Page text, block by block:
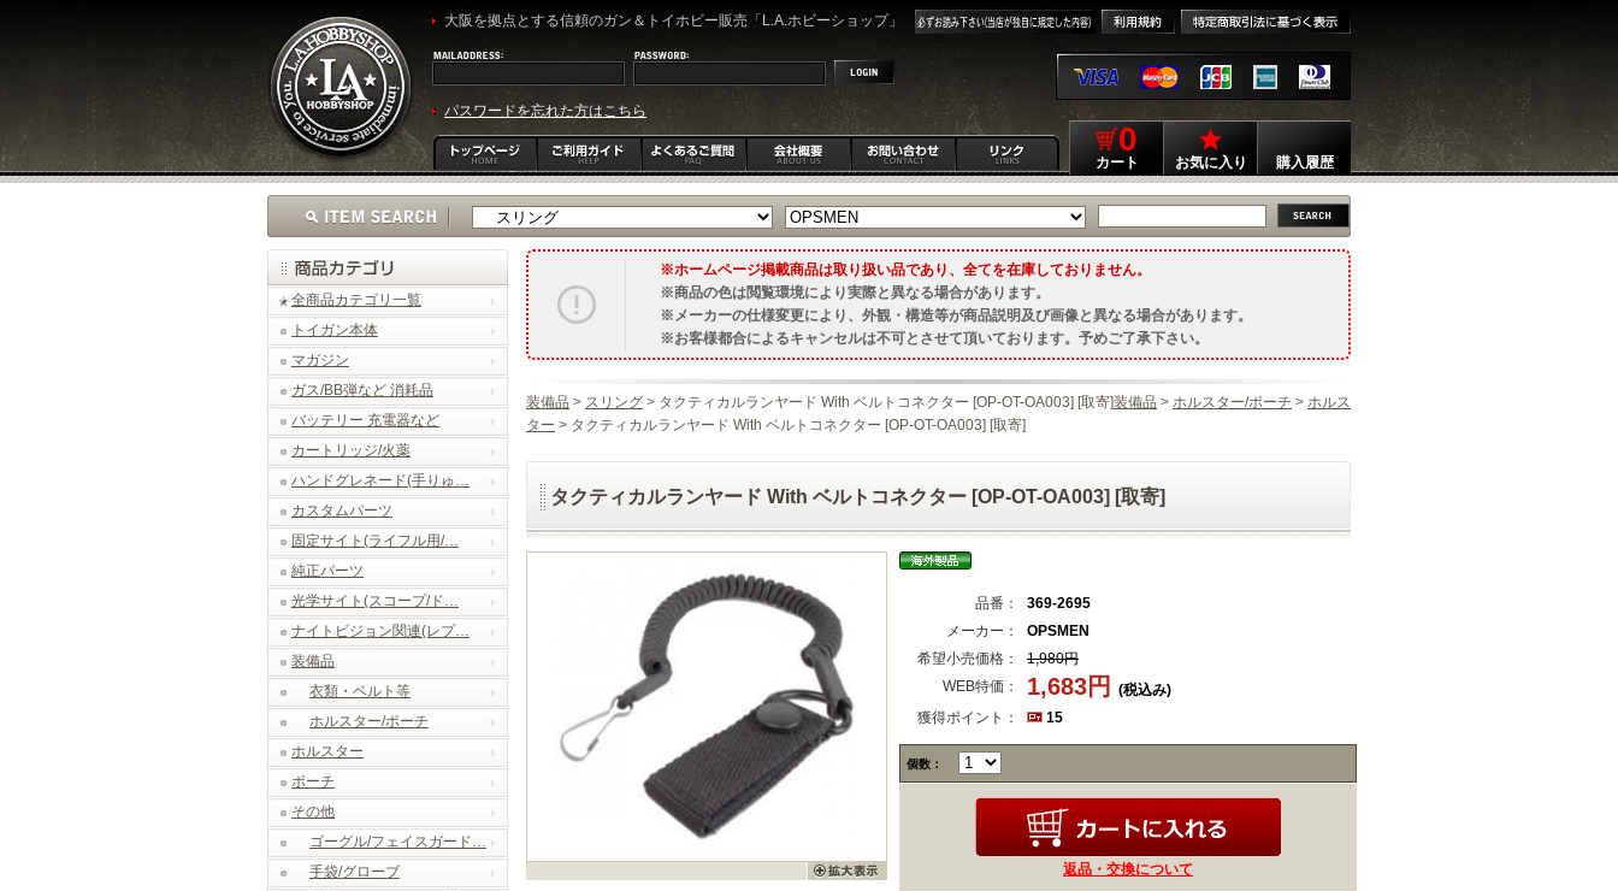
大阪を拠点とする信頼のガン＆トイホビー販売「L.A.ホビーショップ」
パスワードを忘れた方はこちら
0
カート お気に入り 購入履歴
全商品カテゴリ一覧
トイガン本体
マガジン
ガス/BB弾など 消耗品
バッテリー 充電器など
カートリッジ/火薬
ハンドグレネード(手りゅ…
カスタムパーツ
固定サイト(ライフル用/…
純正パーツ
光学サイト(スコープ/ド…
ナイトビジョン関連(レプ…
装備品
衣類・ベルト等
ホルスター/ポーチ
ホルスター
ポーチ
その他
ゴーグル/フェイスガード…
手袋/グローブ
ホームページ掲載商品は取り扱い品であり、全てを在庫しておりません。
商品の色は閲覧環境により実際と異なる場合があります。
メーカーの仕様変更により、外観・構造等が商品説明及び画像と異なる場合があります。
お客様都合によるキャンセルは不可とさせて頂いております。予めご了承下さい。
装備品 > スリング > タクティカルランヤード With ベルトコネクター [OP-OT-OA003] [取寄]装備品 > ホルスター/ポーチ > ホルス
ター > タクティカルランヤード With ベルトコネクター [OP-OT-OA003] [取寄]
タクティカルランヤード With ベルトコネクター [OP-OT-OA003] [取寄]
品番：
369-2695
メーカー：
OPSMEN
希望小売価格：
1,980円
WEB特価：
1,683円
(税込み)
獲得ポイント：
15
個数：
返品・交換について